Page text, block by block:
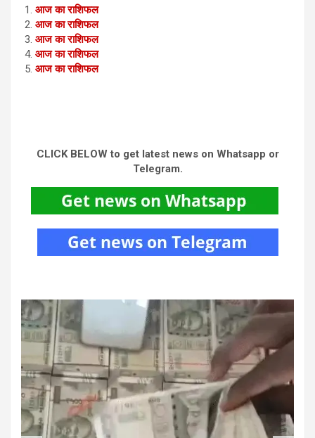
आज का राशिफल
आज का राशिफल
आज का राशिफल
आज का राशिफल
आज का राशिफल
CLICK BELOW to get latest news on Whatsapp or
Telegram.